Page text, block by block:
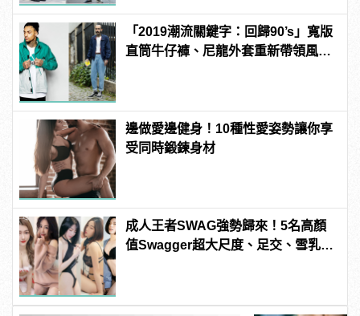
「2019潮流關鍵字：回歸90’s」寬版
直筒牛仔褲、尼龍外套重新帶領風
邊做愛邊健身！10種性愛姿勢讓你享
受同時鍛鍊身材
成人王者SWAG強勢歸來！5名高顏
值Swagger超大尺度、足交、雪乳、